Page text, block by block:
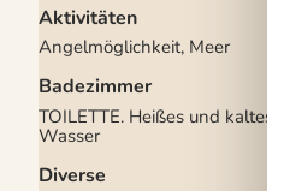
Aktivitäten
Angelmöglichkeit, Meer
Badezimmer
TOILETTE. Heißes und kaltes
Wasser
Diverse